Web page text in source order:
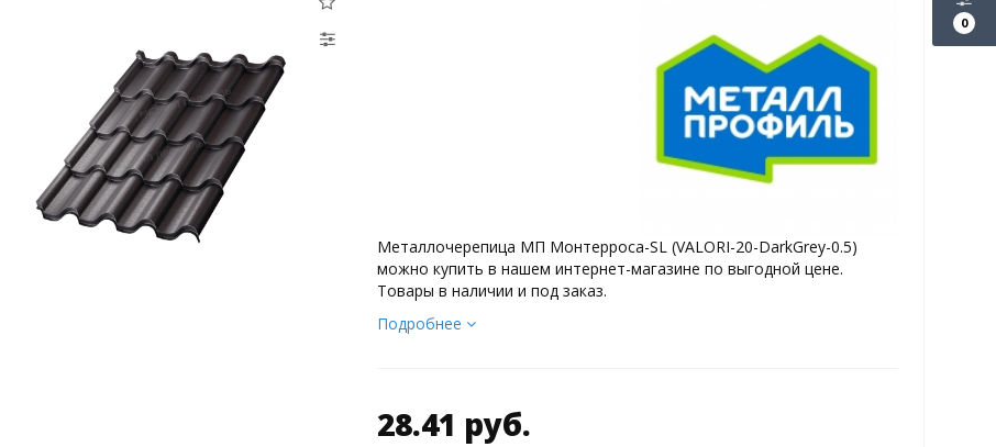
0
Металлочерепица МП Монтерроса-SL (VALORI-20-DarkGrey-0.5)
можно купить в нашем интернет-магазине по выгодной цене.
Товары в наличии и под заказ.
Подробнее
28.41 руб.